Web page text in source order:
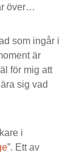
över…
som ingår i
är
för mig att
sig vad
i
”. Ett av